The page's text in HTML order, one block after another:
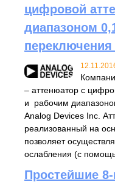
цифровой
диапазоном
– аттенюатор с
и рабочим
Analog Devices Inc.
реализованный на
позволяет
ослабления (с
Простейшие